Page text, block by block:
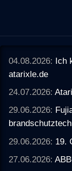
04.08.2026: Ich
atarixle.de
24.07.2026:
29.06.2026:
29.06.2026: 19.
27.06.2026: